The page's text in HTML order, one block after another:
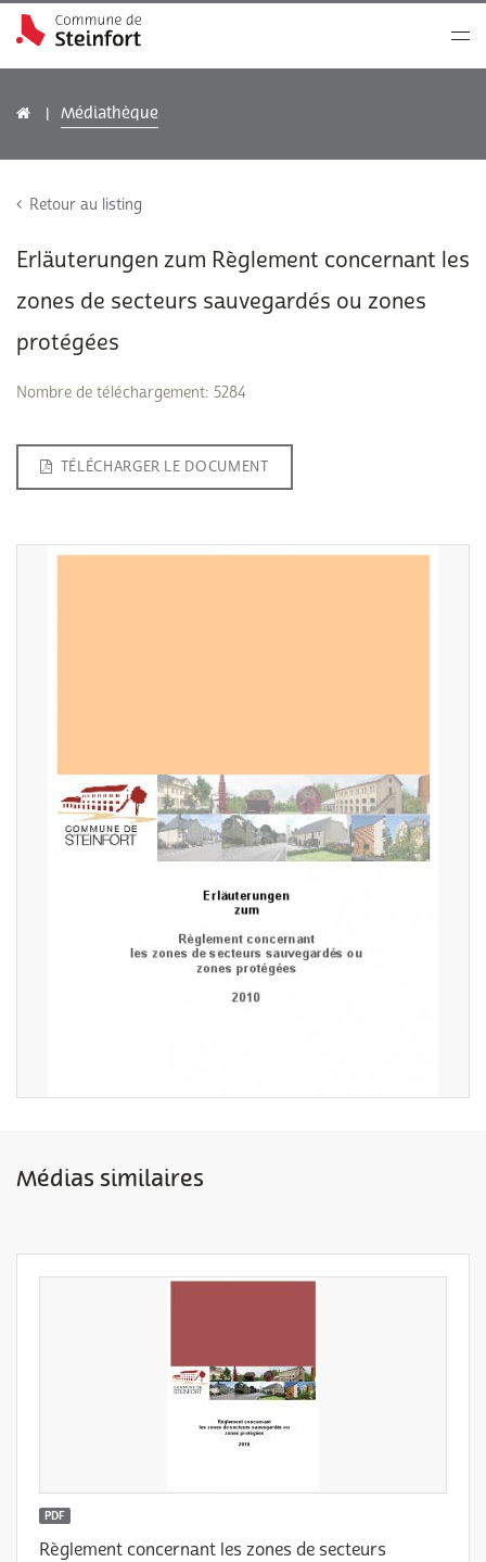
Médiathèque
Retour au listing
Erläuterungen zum Règlement concernant les
zones de secteurs sauvegardés ou zones
protégées
Nombre de téléchargement: 5284
TÉLÉCHARGER LE DOCUMENT
Médias similaires
PDF
Règlement concernant les zones de secteurs